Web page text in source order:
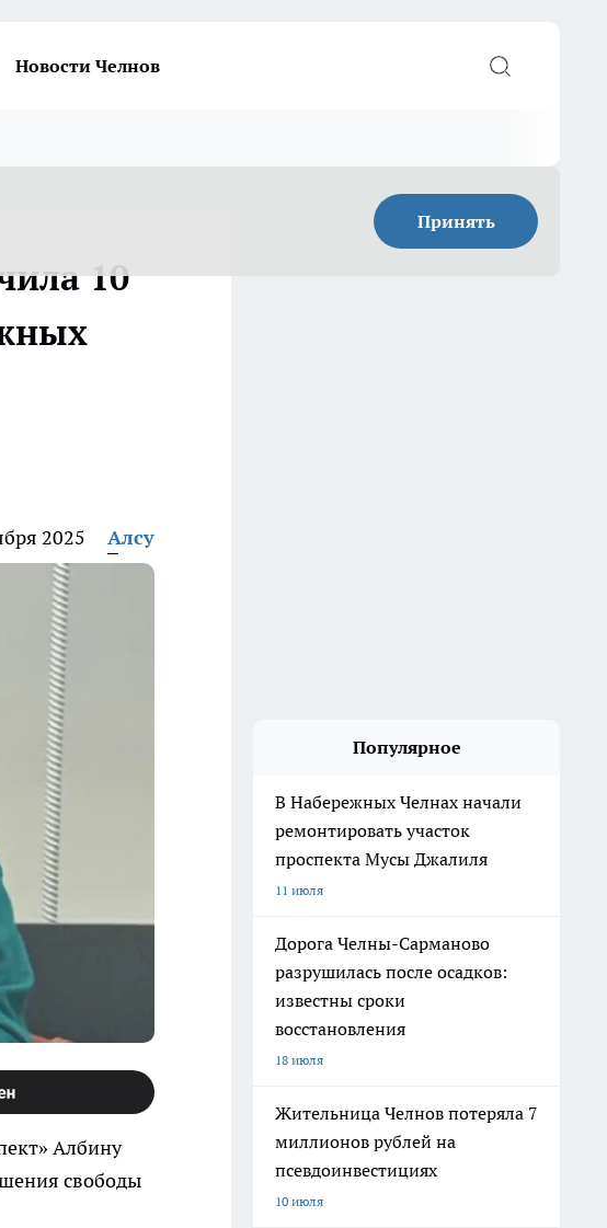
Новости Челнов
Принять
10
2025 Алсу
Албину
свободы
Популярное
В Набережных Челнах начали
ремонтировать участок
проспекта Мусы Джалиля
11 июля
Дорога Челны-Сарманово
разрушилась после осадков:
известны сроки
восстановления
18 июля
Жительница Челнов потеряла 7
миллионов рублей на
псевдоинвестициях
10 июля